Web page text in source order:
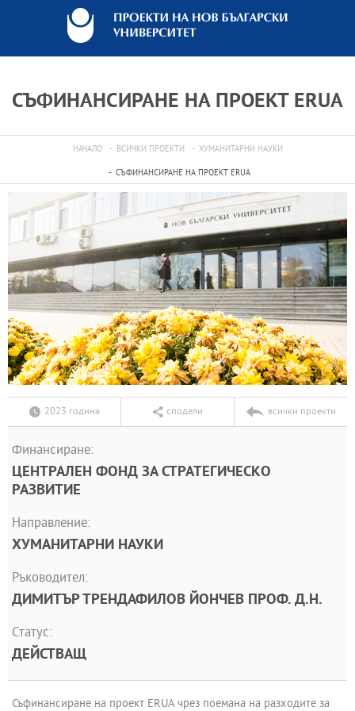
СЪФИНАНСИРАНЕ НА ПРОЕКТ ERUA
НАЧАЛО ВСИЧКИ ПРОЕКТИ ХУМАНИТАРНИ НАУКИ
СЪФИНАНСИРАНЕ НА ПРОЕКТ ERUA
2023 година сподели всички проекти
Финансиране:
ЦЕНТРАЛЕН ФОНД ЗА СТРАТЕГИЧЕСКО
РАЗВИТИЕ
Направление:
ХУМАНИТАРНИ НАУКИ
Ръководител:
ДИМИТЪР ТРЕНДАФИЛОВ ЙОНЧЕВ ПРОФ. Д.Н.
Статус:
ДЕЙСТВАЩ
Съфинансиране на проект ERUA чрез поемана на разходите за